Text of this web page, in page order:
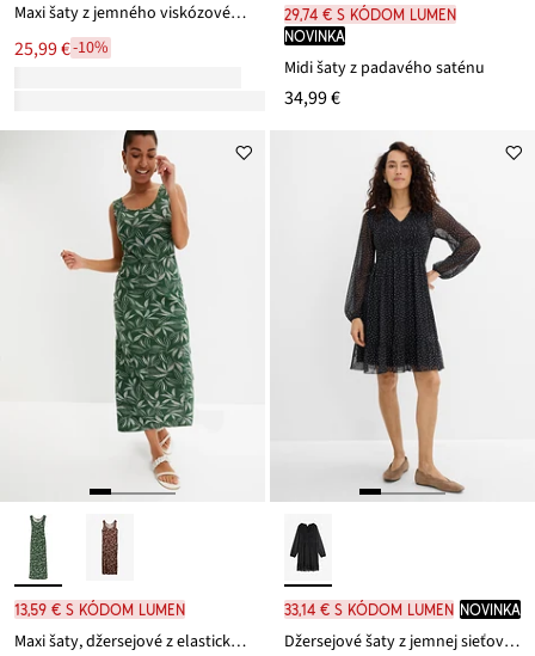
Maxi šaty z jemného viskózovéhu mixu
25,99 €-10%
29,74 € s kódom LUMEN
novinka
Midi šaty z padavého saténu
34,99 €
13,59 € s kódom LUMEN
Maxi šaty, džersejové z elastického mixu viskózy
33,14 € s kódom LUMEN novinka
Džersejové šaty z jemnej sieťoviny